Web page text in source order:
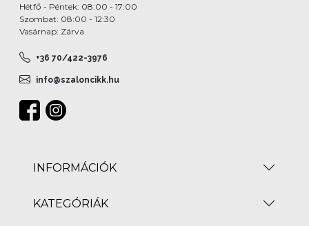
Hétfő - Péntek: 08:00 - 17:00
Szombat: 08:00 - 12:30
Vasárnap: Zárva
+36 70/422-3976
info@szaloncikk.hu
INFORMÁCIÓK
KATEGÓRIÁK